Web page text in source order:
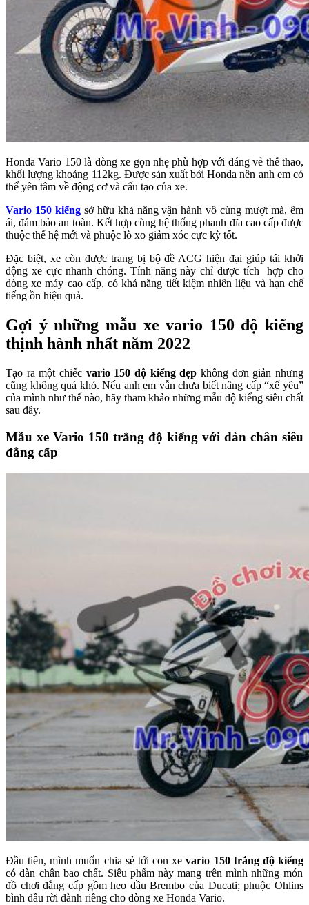
Honda Vario 150 là dòng xe gọn nhẹ phù hợp với dáng vẻ thể thao,
khối lượng khoảng 112kg. Được sản xuất bởi Honda nên anh em có
thể yên tâm về động cơ và cấu tạo của xe.
Vario 150 kiểngsở hữu khả năng vận hành vô cùng mượt mà, êm
ái, đảm bảo an toàn. Kết hợp cùng hệ thống phanh đĩa cao cấp được
thuộc thế hệ mới và phuộc lò xo giảm xóc cực kỳ tốt.
Đặc biệt, xe còn được trang bị bộ đề ACG hiện đại giúp tái khởi
động xe cực nhanh chóng. Tính năng này chỉ được tích hợp cho
dòng xe máy cao cấp, có khả năng tiết kiệm nhiên liệu và hạn chế
tiếng ồn hiệu quả.
Gợi ý những mẫu xe vario 150 độ kiểng
thịnh hành nhất năm 2022
Tạo ra một chiếc vario 150 độ kiểng đẹp không đơn giản nhưng
cũng không quá khó. Nếu anh em vẫn chưa biết nâng cấp “xế yêu”
của mình như thế nào, hãy tham khảo những mẫu độ kiểng siêu chất
sau đây.
Mẫu xe Vario 150 trắng độ kiểng với dàn chân siêu
đẳng cấp
Đầu tiên, mình muốn chia sẻ tới con xevario 150 trắng độ kiểng
có dàn chân bao chất. Siêu phẩm này mang trên mình những món
đồ chơi đẳng cấp gồm heo dầu Brembo của Ducati; phuộc Ohlins
bình dầu rời dành riêng cho dòng xe Honda Vario.